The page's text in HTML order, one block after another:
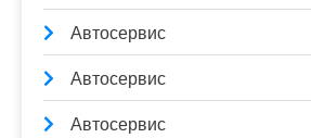
Автосервис
Автосервис
Автосервис